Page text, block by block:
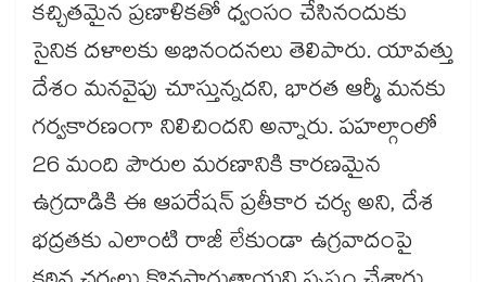
కచ్చితమైన ప్రణాళికతో ధ్వంసం చేసినందుకు
సైనిక దళాలకు అభినందనలు తెలిపారు. యావత్తు
దేశం మనవైపు చూస్తున్నదని, భారత ఆర్మీ మనకు
గర్వకారణంగా నిలిచిందని అన్నారు. పహల్గాంలో
26 మంది పౌరుల మరణానికి కారణమైన
ఉగ్రదాడికి ఈ ఆపరేషన్ ప్రతీకార చర్య అని, దేశ
భద్రతకు ఎలాంటి రాజీ లేకుండా ఉగ్రవాదంపై